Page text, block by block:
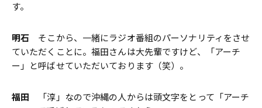
す。
明石 そこから、一緒にラジオ番組のパーソナリティをさせ
ていただくことに。福田さんは大先輩ですけど、「アーチ
ー」と呼ばせていただいております（笑）。
福田 「淳」なので沖縄の人からは頭文字をとって「アーチ